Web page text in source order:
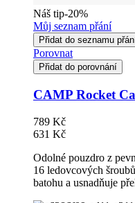
Náš tip-20%
Můj seznam přání
Přidat do seznamu
Porovnat
Přidat do porovnání
CAMP Rocket
789 Kč
631 Kč
Odolné pouzdro z
16 ledovcových
batohu a usnadňuje